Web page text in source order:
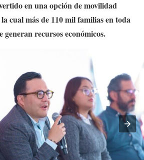
en una opción de movilidad
cual más de 110 mil familias en toda
generan recursos económicos.